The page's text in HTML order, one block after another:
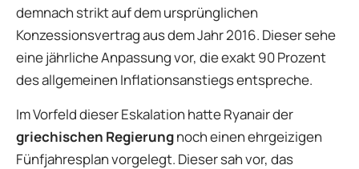
demnach strikt auf dem ursprünglichen
Konzessionsvertrag aus dem Jahr 2016. Dieser sehe
eine jährliche Anpassung vor, die exakt 90 Prozent
des allgemeinen Inflationsanstiegs entspreche.
Im Vorfeld dieser Eskalation hatte Ryanair der
griechischen Regierungnoch einen ehrgeizigen
Fünfjahresplan vorgelegt. Dieser sah vor, das